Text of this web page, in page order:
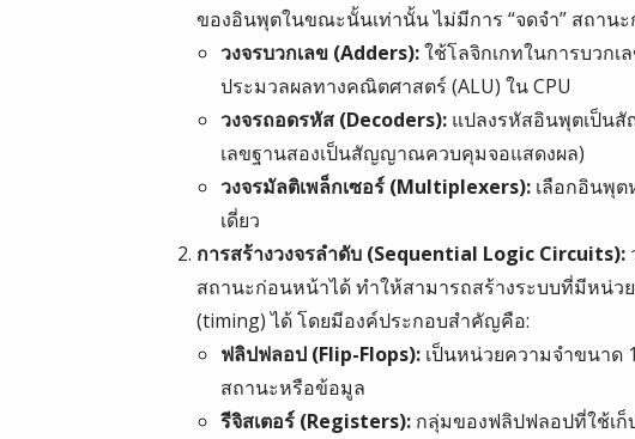
ของอินพุตในขณะนั้นเท่านั้น ไม่มีการ “จดจำ” สถาน
วงจรบวกเลข (Adders):ใช้โลจิกเกทในการบวก
ประมวลผลทางคณิตศาสตร์ (ALU) ใน CPU
วงจรถอดรหัส (Decoders): แปลงรหัสอินพุตเป็นสั
เลขฐานสองเป็นสัญญาณควบคุมจอแสดงผล)
วงจรมัลติเพล็กเซอร์ (Multiplexers): เลือกอินพุต
เดี่ยว
การสร้างวงจรลำดับ (Sequential Logic Circuits):
สถานะก่อนหน้าได้ ทำให้สามารถสร้างระบบที่มีหน่ว
(timing) ได้ โดยมีองค์ประกอบสำคัญคือ:
ฟลิปฟลอป (Flip-Flops): เป็นหน่วยความจำขนาด
สถานะหรือข้อมูล
รีจิสเตอร์ (Registers): กลุ่มของฟลิปฟลอปที่ใช้เ